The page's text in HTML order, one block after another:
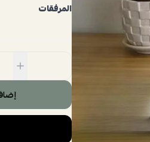
المرفقات